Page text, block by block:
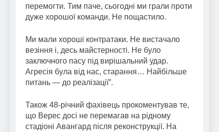
перемогти. Тим паче, сьогодні ми грали проти
дуже хорошої команди. Не пощастило.
Ми мали хороші контратаки. Не вистачало
везіння і, десь майстерності. Не було
заключного пасу під вирішальний удар.
Агресія була від нас, старання… Найбільше
питань — до реалізації”.
Також 48-річний фахівець прокоментував те,
що Верес досі не перемагав на рідному
стадіоні Авангард після реконструкції. На